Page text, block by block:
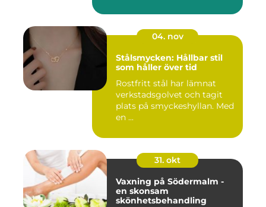
04. nov
Stålsmycken: Hållbar stil
som håller över tid
Rostfritt stål har lämnat
verkstadsgolvet och tagit
plats på smyckeshyllan. Med
en ...
31. okt
Vaxning på Södermalm -
en skonsam
skönhetsbehandling